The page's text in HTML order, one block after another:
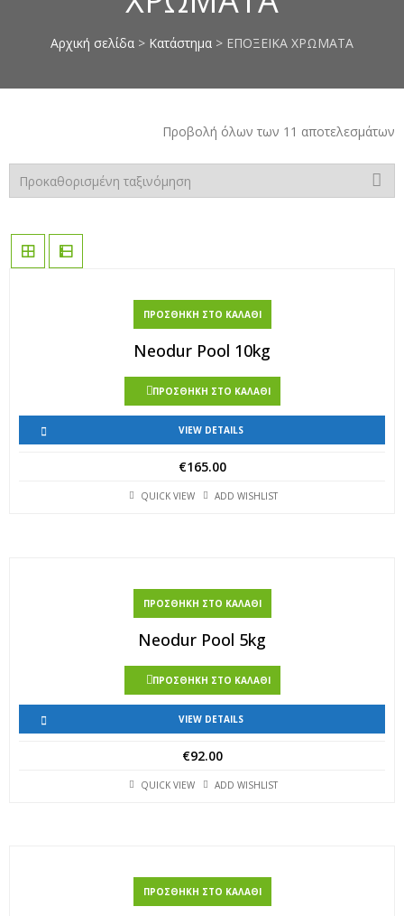
επιπλοποιίας, πέτρες μαρμάρου,
κόλλες μαρμάρου, στόκοι
ακρυλικά μονωτικά, monostop,
οικολογικά χρώματα τοίχων,
ιμές σε όλα τα είδη, προσφορές
σε χρώματα, berling, davos,
Αρχική σελίδα > Κατάστημα > ΕΠΟΞΕΙΚΑ ΧΡΩΜΑΤΑ
Προβολή όλων των 11 αποτελεσμάτων
ΠΡΟΣΘΉΚΗ ΣΤΟ ΚΑΛΆΘΙ
Neodur Pool 10kg
ΠΡΟΣΘΉΚΗ ΣΤΟ ΚΑΛΆΘΙ
VIEW DETAILS
€165.00
QUICK VIEW ADD WISHLIST
ΠΡΟΣΘΉΚΗ ΣΤΟ ΚΑΛΆΘΙ
Neodur Pool 5kg
ΠΡΟΣΘΉΚΗ ΣΤΟ ΚΑΛΆΘΙ
VIEW DETAILS
€92.00
QUICK VIEW ADD WISHLIST
ΠΡΟΣΘΉΚΗ ΣΤΟ ΚΑΛΆΘΙ